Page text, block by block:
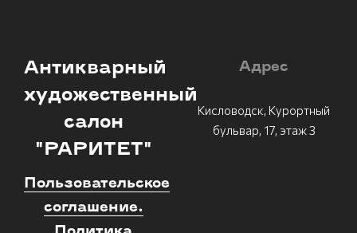
Антикварный
художественный
салон
"РАРИТЕТ"
Пользовательское
соглашение.
Адрес
Кисловодск, Курортный
бульвар, 17, этаж 3